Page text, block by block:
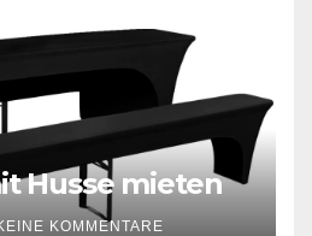
Husse mieten
KOMMENTARE